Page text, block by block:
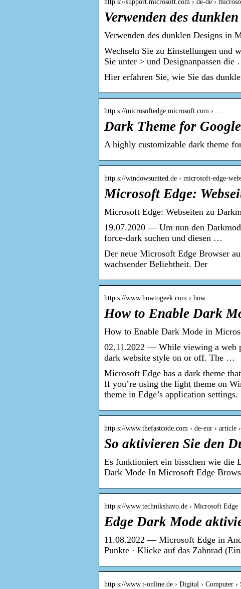
http s://support.microsoft.com › de-de ›
Verwenden des
Verwenden des dunklen Designs in
Wechseln Sie zu Einstellungen und
Sie unter > und Designanpassen die
Hier erfahren Sie, wie Sie das
http s://microsoftedge.microsoft.com › …
Dark Theme for
A highly customizable dark theme
http s://windowsunited.de › microsoft-edge-
Microsoft Edge:
Microsoft Edge: Webseiten zu
19.07.2020 — Um nun den
force-dark suchen und diesen …
Der neue Microsoft Edge Browser
wachsender Beliebtheit. Der
http s://www.howtogeek.com › how…
How to Enable Dark
How to Enable Dark Mode in
02.11.2022 — While viewing a web
dark website style on or off. The …
Microsoft Edge has a dark theme
If you’re using the light theme on
theme in Edge’s application settings.
http s://www.thefastcode.com › de-eur ›
So aktivieren Sie den
Es funktioniert ein bisschen wie
Dark Mode In Microsoft Edge
http s://www.technikshavo.de › Microsoft Edge
Edge Dark Mode
11.08.2022 — Microsoft Edge in
Punkte · Klicke auf das Zahnrad
http s://www.t-online.de › Digital › Computer ›